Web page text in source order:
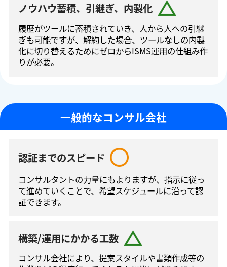
ノウハウ蓄積、引継ぎ、内製化
履歴がツールに蓄積されていき、人から人への引継
ぎも可能ですが、解約した場合、ツールなしの内製
化に切り替えるためにゼロからISMS運⽤の仕組み作
りが必要。
一般的なコンサル会社
認証までのスピード
コンサルタントの⼒量にもよりますが、指⽰に従っ
て進めていくことで、希望スケジュールに沿って認
証できます。
構築/運用にかかる工数
コンサル会社により、提案スタイルや書類作成等の